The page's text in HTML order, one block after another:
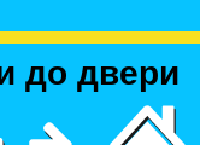
до двери